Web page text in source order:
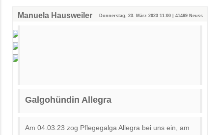
Manuela Hausweiler Donnerstag, 23. März 2023 11:00 | 41469 Neuss
Galgohündin Allegra
Am 04.03.23 zog Pflegegalga Allegra bei uns ein, am